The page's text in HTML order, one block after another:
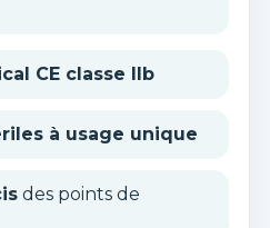
CE classe IIb
à usage unique
des points de